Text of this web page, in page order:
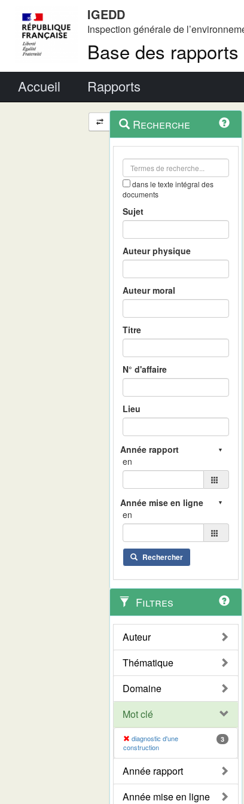
IGEDD
Inspection générale de
Base des
Accueil Rapports
Navigation
et
outils
contextuel
Recherche
dans le texte intégral des
documents
Sujet
Auteur physique
Auteur moral
Titre
N° d'affaire
Lieu
en
en
Rechercher
Filtres
Auteur
Thématique
Domaine
Mot clé
diagnostic d'une
construction
3
Année rapport
Année mise en ligne